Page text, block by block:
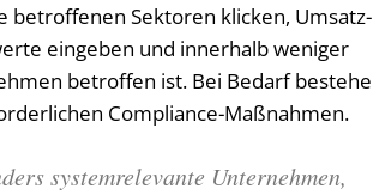
betroffenen Sektoren klicken, Umsatz-
eingeben und innerhalb weniger
betroffen ist. Bei Bedarf bestehe
Compliance-Maßnahmen.
systemrelevante Unternehmen,